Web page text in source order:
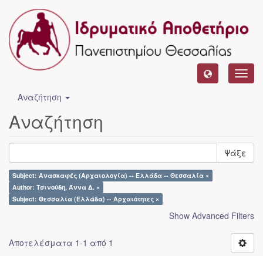
Αναζήτηση
Αναζήτηση
Ψάξε
Subject: Ανασκαφές (Αρχαιολογία) -- Ελλάδα -- Θεσσαλία ×
Author: Τσινούδη, Άννα Δ. ×
Subject: Θεσσαλία (Ελλάδα) -- Αρχαιότητες ×
Show Advanced Filters
Αποτελέσματα 1-1 από 1